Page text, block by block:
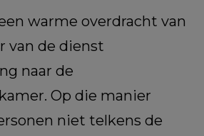
warme overdracht van
van de dienst
naar de
Op die manier
niet telkens de